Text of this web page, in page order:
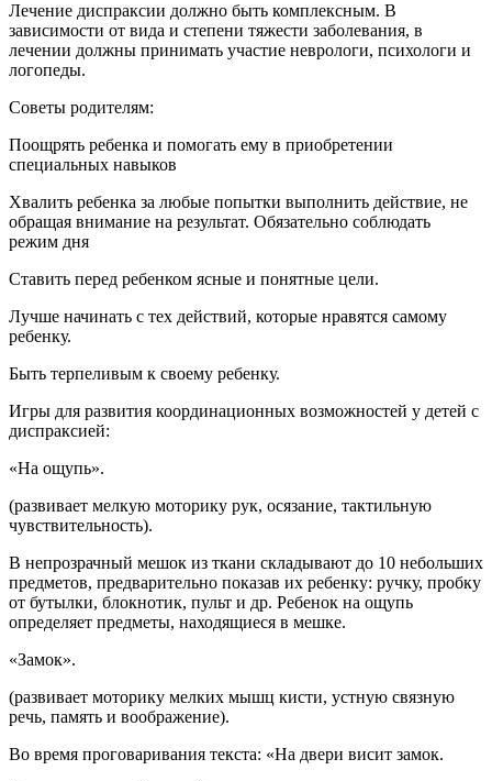
Лечение диспраксии должно быть комплексным. В
зависимости от вида и степени тяжести заболевания, в
лечении должны принимать участие неврологи, психологи и
логопеды.
Советы родителям:
Поощрять ребенка и помогать ему в приобретении
специальных навыков
Хвалить ребенка за любые попытки выполнить действие, не
обращая внимание на результат. Обязательно соблюдать
режим дня
Ставить перед ребенком ясные и понятные цели.
Лучше начинать с тех действий, которые нравятся самому
ребенку.
Быть терпеливым к своему ребенку.
Игры для развития координационных возможностей у детей с
диспраксией:
«На ощупь».
(развивает мелкую моторику рук, осязание, тактильную
чувствительность).
В непрозрачный мешок из ткани складывают до 10 небольших
предметов, предварительно показав их ребенку: ручку, пробку
от бутылки, блокнотик, пульт и др. Ребенок на ощупь
определяет предметы, находящиеся в мешке.
«Замок».
(развивает моторику мелких мышц кисти, устную связную
речь, память и воображение).
Во время проговаривания текста: «На двери висит замок.